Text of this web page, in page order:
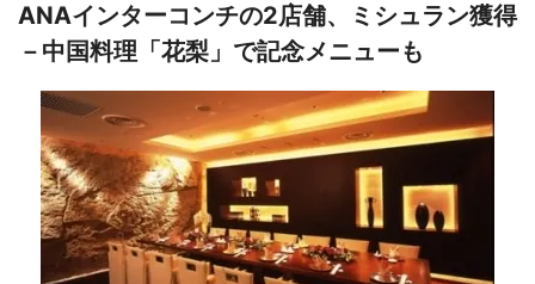
ANAインターコンチの2店舗、ミシュラン獲得
－中国料理「花梨」で記念メニューも